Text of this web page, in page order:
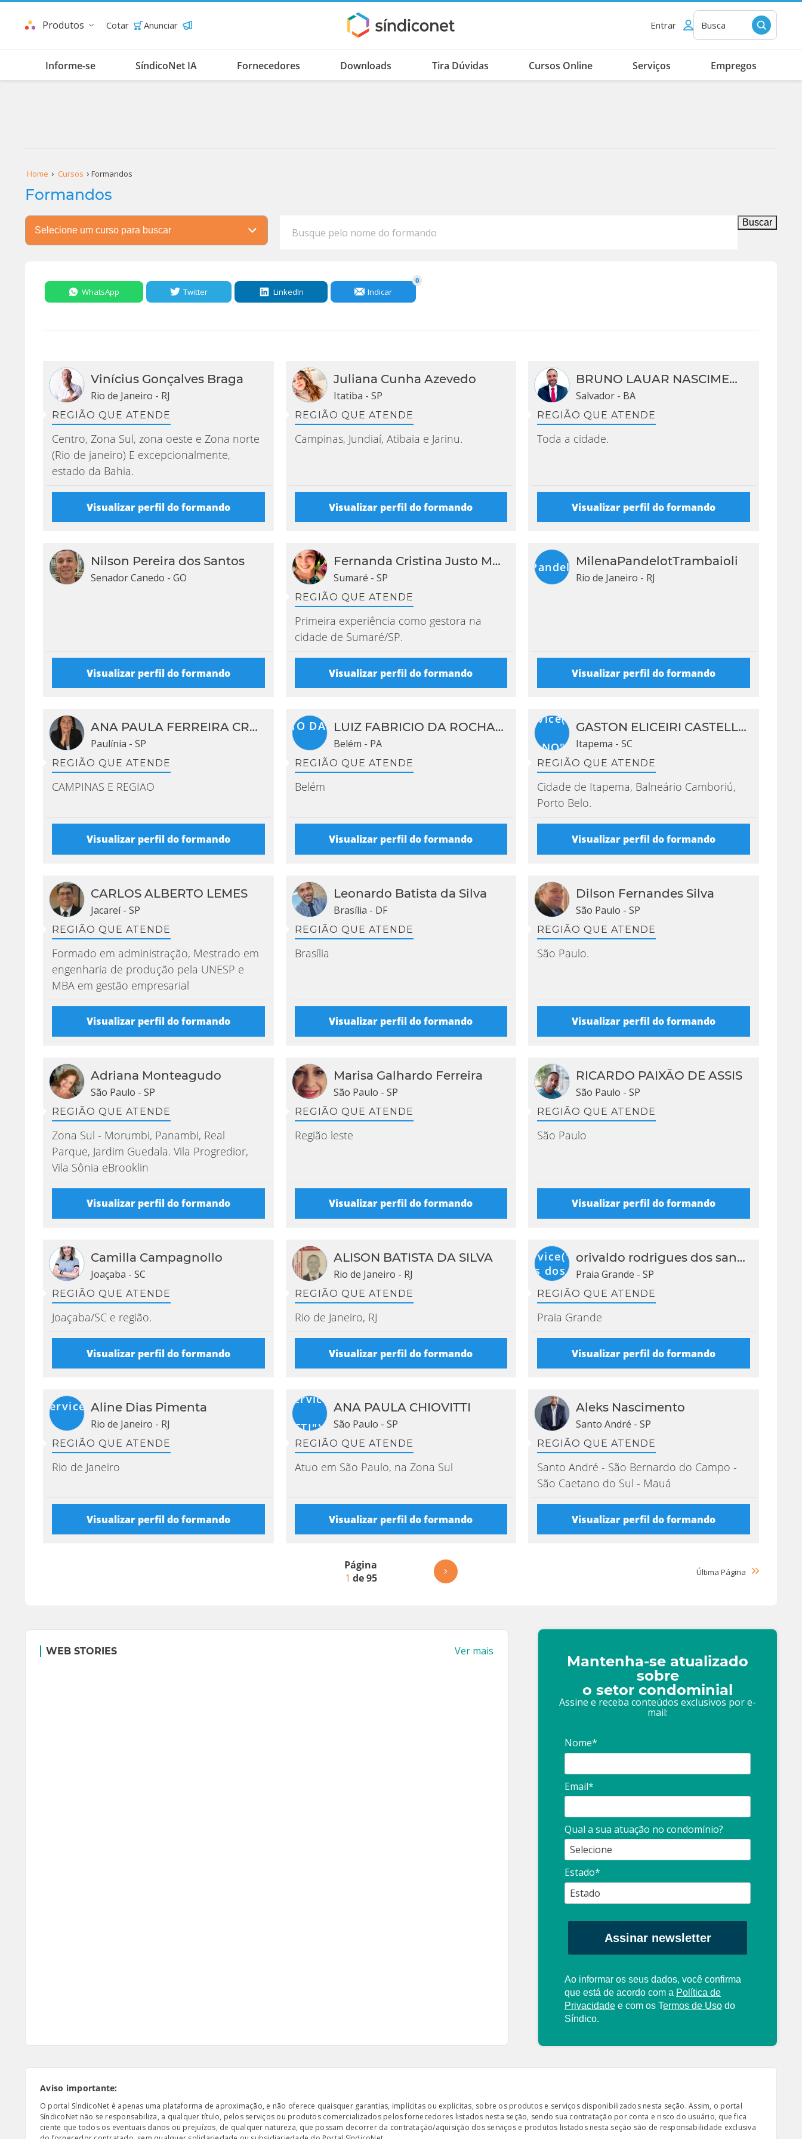
Produtos Cotar Anunciar Entrar Busca
Informe-se SíndicoNet IA Fornecedores Downloads Tira Dúvidas Cursos Online Serviços Empregos
Home Cursos Formandos
Formandos
WhatsApp Twitter LinkedIn Indicar
0
Vinícius Gonçalves Braga
Rio de Janeiro - RJ
REGIÃO QUE ATENDE
Centro, Zona Sul, zona oeste e Zona norte
(Rio de janeiro) E excepcionalmente,
estado da Bahia.
Visualizar perfil do formando
Juliana Cunha Azevedo
Itatiba - SP
REGIÃO QUE ATENDE
Campinas, Jundiaí, Atibaia e Jarinu.
Visualizar perfil do formando
BRUNO LAUAR NASCIMENTO
Salvador - BA
REGIÃO QUE ATENDE
Toda a cidade.
Visualizar perfil do formando
Nilson Pereira dos Santos
Senador Canedo - GO
Visualizar perfil do formando
Fernanda Cristina Justo Martins
Sumaré - SP
REGIÃO QUE ATENDE
Primeira experiência como gestora na
cidade de Sumaré/SP.
Visualizar perfil do formando
{{
initialService("MilenaPandelotTrambaioli").initials
MilenaPandelotTrambaioli
Rio de Janeiro - RJ
Visualizar perfil do formando
ANA PAULA FERREIRA CRUZ
Paulínia - SP
REGIÃO QUE ATENDE
CAMPINAS E REGIAO
Visualizar perfil do formando
initialService("LUIZ
FABRICIO DA
LEONARDO").initials
LUIZ FABRICIO DA ROCHA LEONARDO
Belém - PA
REGIÃO QUE ATENDE
Belém
Visualizar perfil do formando
initialService("GASTON
ELICEIRI
CASTELLANO").initials
GASTON ELICEIRI CASTELLANO
Itapema - SC
REGIÃO QUE ATENDE
Cidade de Itapema, Balneário Camboriú,
Porto Belo.
Visualizar perfil do formando
CARLOS ALBERTO LEMES
Jacareí - SP
REGIÃO QUE ATENDE
Formado em administração, Mestrado em
engenharia de produção pela UNESP e
MBA em gestão empresarial
Visualizar perfil do formando
Leonardo Batista da Silva
Brasília - DF
REGIÃO QUE ATENDE
Brasília
Visualizar perfil do formando
Dilson Fernandes Silva
São Paulo - SP
REGIÃO QUE ATENDE
São Paulo.
Visualizar perfil do formando
Adriana Monteagudo
São Paulo - SP
REGIÃO QUE ATENDE
Zona Sul - Morumbi, Panambi, Real
Parque, Jardim Guedala. Vila Progredior,
Vila Sônia eBrooklin
Visualizar perfil do formando
Marisa Galhardo Ferreira
São Paulo - SP
REGIÃO QUE ATENDE
Região leste
Visualizar perfil do formando
RICARDO PAIXÃO DE ASSIS
São Paulo - SP
REGIÃO QUE ATENDE
São Paulo
Visualizar perfil do formando
Camilla Campagnollo
Joaçaba - SC
REGIÃO QUE ATENDE
Joaçaba/SC e região.
Visualizar perfil do formando
ALISON BATISTA DA SILVA
Rio de Janeiro - RJ
REGIÃO QUE ATENDE
Rio de Janeiro, RJ
Visualizar perfil do formando
initialService("orivaldo
rodrigues dos
santos").initials }}
orivaldo rodrigues dos santos
Praia Grande - SP
REGIÃO QUE ATENDE
Praia Grande
Visualizar perfil do formando
initialService("Aline
Pimenta").initials }}
Aline Dias Pimenta
Rio de Janeiro - RJ
REGIÃO QUE ATENDE
Rio de Janeiro
Visualizar perfil do formando
initialService("ANA
CHIOVITTI").initials
ANA PAULA CHIOVITTI
São Paulo - SP
REGIÃO QUE ATENDE
Atuo em São Paulo, na Zona Sul
Visualizar perfil do formando
Aleks Nascimento
Santo André - SP
REGIÃO QUE ATENDE
Santo André - São Bernardo do Campo -
São Caetano do Sul - Mauá
Visualizar perfil do formando
Página
1 de 95 Última Página
WEB STORIES Ver mais
Mantenha-se atualizado
sobre
o setor condominial
Assine e receba conteúdos exclusivos por e-
mail:
Nome*
Email*
Qual a sua atuação no condomínio?
Estado*
Assinar newsletter
Ao informar os seus dados, você confirma
que está de acordo com a Política de
Privacidade e com os Termos de Uso do
Síndico.
Aviso importante:
O portal SíndicoNet é apenas uma plataforma de aproximação, e não oferece quaisquer garantias, implícitas ou explicitas, sobre os produtos e serviços disponibilizados nesta seção. Assim, o portal
SíndicoNet não se responsabiliza, a qualquer título, pelos serviços ou produtos comercializados pelos fornecedores listados nesta seção, sendo sua contratação por conta e risco do usuário, que fica
ciente que todos os eventuais danos ou prejuízos, de qualquer natureza, que possam decorrer da contratação/aquisição dos serviços e produtos listados nesta seção são de responsabilidade exclusiva